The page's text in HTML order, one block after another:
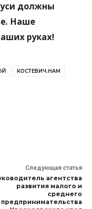
должны
Наше
руках!
КОСТЕВИЧ.НАМ
Следующая статья
агентства
развития малого и
среднего
предпринимательства